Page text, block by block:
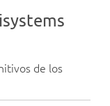
de los